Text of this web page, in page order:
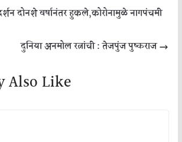
दोनशे वर्षानंतर हुकले,कोरोनामुळे नागपंचमी
दुनिया अनमोल रत्नांची : तेजपुंज पुष्कराज
Also Like